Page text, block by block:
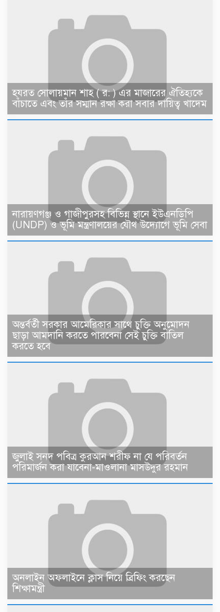
হযরত সোলায়মান শাহ ( র: ) এর মাজারের ঐতিহ্যকে
বাঁচাতে এবং তাঁর সম্মান রক্ষা করা সবার দায়িত্ব খাদেম
নারায়ণগঞ্জ ও গাজীপুরসহ বিভিন্ন স্থানে ইউএনডিপি
(UNDP) ও ভূমি মন্ত্রণালয়ের যৌথ উদ্যোগে ভূমি সেবা
অন্তর্বর্তী সরকার আমেরিকার সাথে চুক্তি অনুমোদন
ছাড়া আমদানি করতে পারবেনা সেই চুক্তি বাতিল
করতে হবে
জুলাই সনদ পবিত্র কুরআন শরীফ না যে পরিবর্তন
পরিমার্জন করা যাবেনা-মাওলানা মাসউদুর রহমান
অনলাইন অফলাইনে ক্লাস নিয়ে ব্রিফিং করছেন
শিক্ষামন্ত্রী